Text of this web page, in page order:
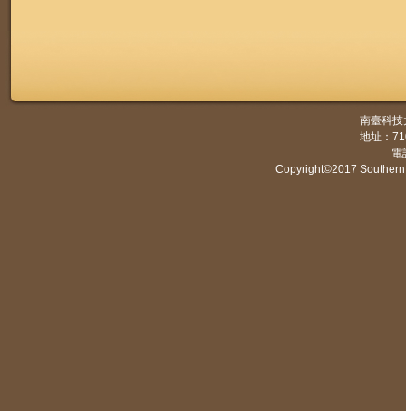
南臺科
地址：
電
Copyright©2017